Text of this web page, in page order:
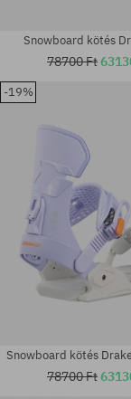
152; 156; 156W; 159;
Snowboard kötés
78700 Ft
-19%
Snowboard kötés
78700 Ft